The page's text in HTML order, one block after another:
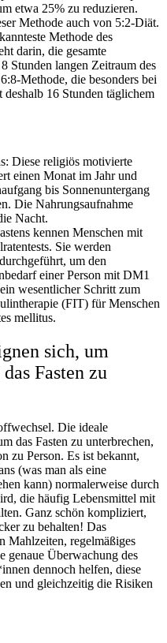
etwa 25% zu reduzieren.
Methode auch von 5:2-Diät.
Methode des
darin, die gesamte
Stunden langen Zeitraum des
Methode, die besonders bei
16 Stunden täglichem
Diese religiös motivierte
einen Monat im Jahr und
bis Sonnenuntergang
Die Nahrungsaufnahme
Nacht.
kennen Menschen mit
Sie werden
um den
einer Person mit DM1
wesentlicher Schritt zum
(FIT) für Menschen
mellitus.
sich, um
Fasten zu
Die ideale
das Fasten zu unterbrechen,
zu Person. Es ist bekannt,
(was man als eine
kann) normalerweise durch
die häufig Lebensmittel mit
Ganz schön kompliziert,
zu behalten! Das
Mahlzeiten, regelmäßiges
genaue Überwachung des
dennoch helfen, diese
und gleichzeitig die Risiken